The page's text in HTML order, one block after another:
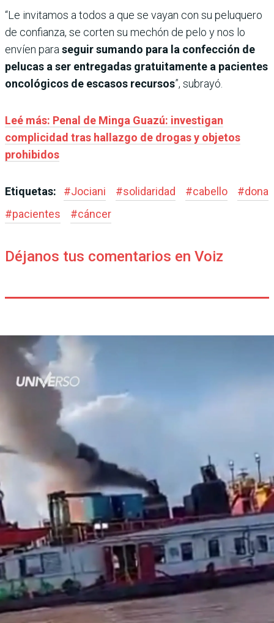
“Le invitamos a todos a que se vayan con su peluquero
de confianza, se corten su mechón de pelo y nos lo
envíen paraseguir sumando para la confección de
pelucas a ser entregadas gratuitamente a pacientes
oncológicos de escasos recursos”, subrayó.
Leé más: Penal de Minga Guazú: investigan
complicidad tras hallazgo de drogas y objetos
prohibidos
Etiquetas: #Jociani #solidaridad #cabello #dona
#pacientes #cáncer
Déjanos tus comentarios en Voiz